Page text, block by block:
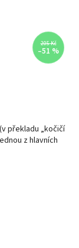
205 Kč
–51 %
překladu „kočičí
z hlavních